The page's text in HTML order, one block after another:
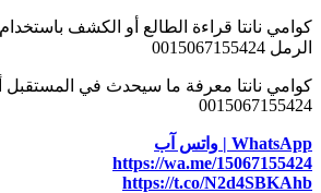
كوامي نانتا قراءة الطالع أو الكشف
الرمل 0015067155424
كوامي نانتا معرفة ما سيحدث في المستقبل
0015067155424
WhatsApp | واتس آب
https://wa.me/15067155424
https://t.co/N2d4SBKAhb